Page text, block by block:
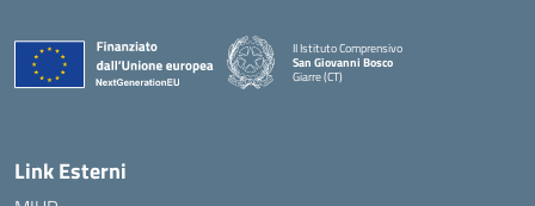
II Istituto Comprensivo
San Giovanni Bosco
Giarre (CT)
Link Esterni